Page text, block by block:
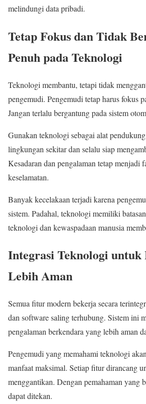
melindungi data pribadi.
Tetap Fokus dan Tidak
Penuh pada Teknologi
Teknologi membantu, tetapi tidak
pengemudi. Pengemudi tetap harus fokus
Jangan terlalu bergantung pada sistem
Gunakan teknologi sebagai alat
lingkungan sekitar dan selalu siap
Kesadaran dan pengalaman tetap menjadi
keselamatan.
Banyak kecelakaan terjadi karena
sistem. Padahal, teknologi memiliki
teknologi dan kewaspadaan manusia
Integrasi Teknologi untuk
Lebih Aman
Semua fitur modern bekerja secara
dan software saling terhubung. Sistem ini
pengalaman berkendara yang lebih aman
Pengemudi yang memahami teknologi
manfaat maksimal. Setiap fitur dirancang
menggantikan. Dengan pemahaman yang
dapat ditekan.